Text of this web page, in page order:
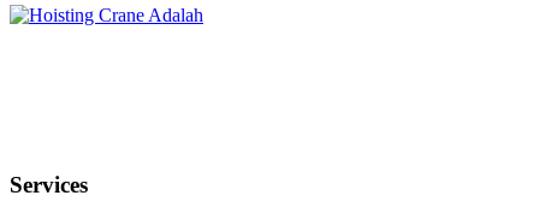
Services